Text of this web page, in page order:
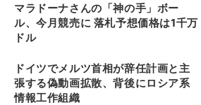
マラドーナさんの「神の手」ボー
ル、今月競売に 落札予想価格は1千万
ドル
ドイツでメルツ首相が辞任計画と主
張する偽動画拡散、背後にロシア系
情報工作組織